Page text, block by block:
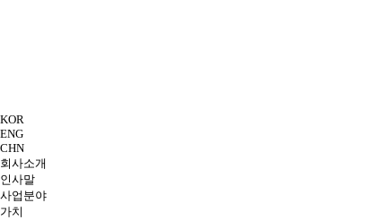
KOR
ENG
CHN
회사소개
인사말
사업분야
가치